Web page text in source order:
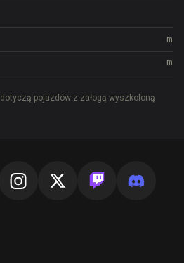
m
m
pojazdów z załogą wyszkoloną